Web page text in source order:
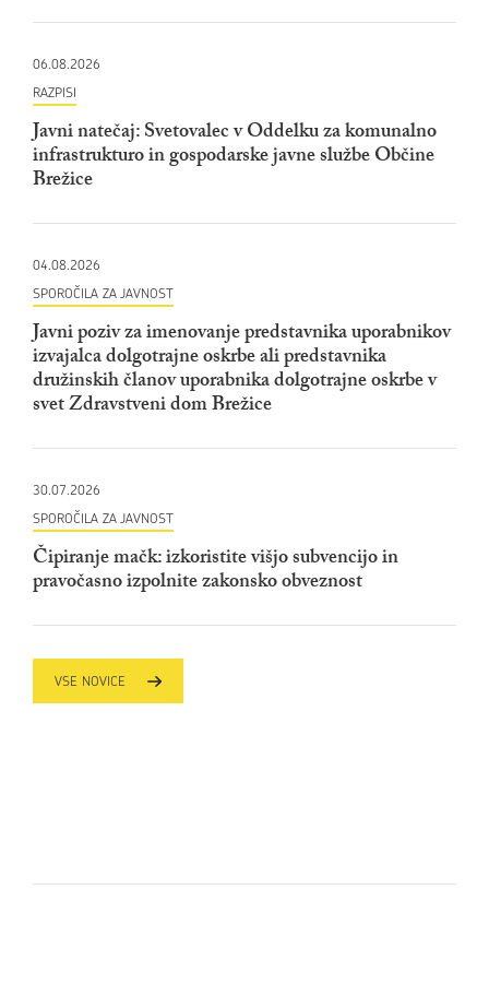
06.08.2026
RAZPISI
Javni natečaj: Svetovalec v Oddelku za komunalno
infrastrukturo in gospodarske javne službe Občine
Brežice
04.08.2026
SPOROČILA ZA JAVNOST
Javni poziv za imenovanje predstavnika uporabnikov
izvajalca dolgotrajne oskrbe ali predstavnika
družinskih članov uporabnika dolgotrajne oskrbe v
svet Zdravstveni dom Brežice
30.07.2026
SPOROČILA ZA JAVNOST
Čipiranje mačk: izkoristite višjo subvencijo in
pravočasno izpolnite zakonsko obveznost
VSE NOVICE